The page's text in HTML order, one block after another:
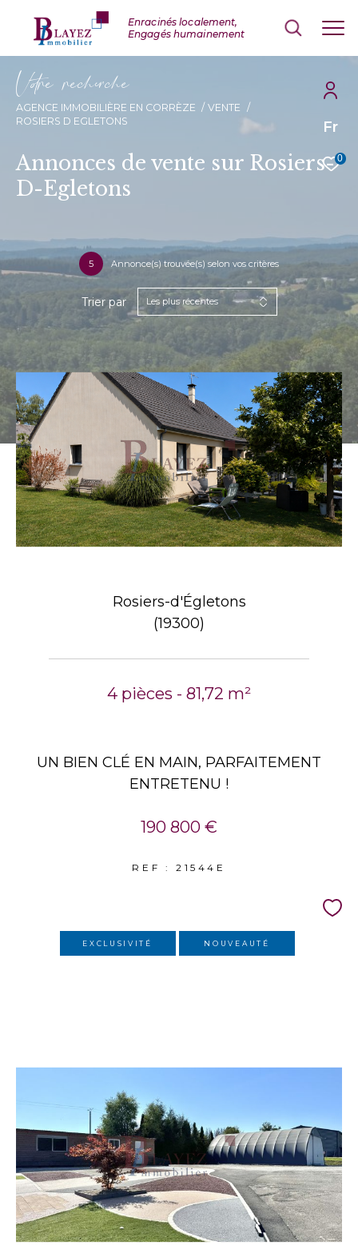
Fr
0
Vore recece
AGENCE IMMOBILIÈRE EN CORRÈZE
VENTE
ROSIERS D EGLETONS
Annonces de vente sur Rosiers-
D-Egletons
5 Annonce(s) trouvée(s) selon vos critères
Trier par Les plus récentes
Rosiers-d'Égletons
(19300)
4 pièces - 81,72 m²
UN BIEN CLÉ EN MAIN, PARFAITEMENT
ENTRETENU !
190 800 €
REF : 21544E
EXCLUSIVITÉ NOUVEAUTÉ